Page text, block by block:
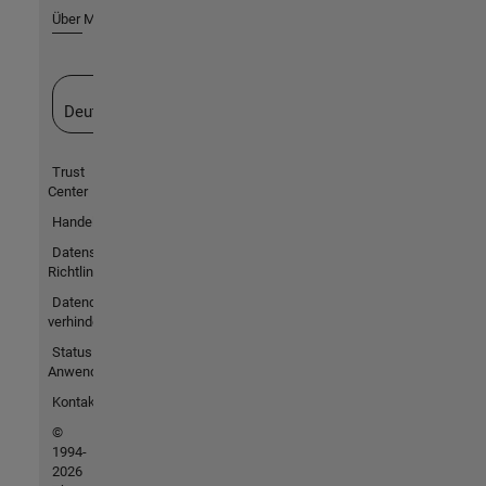
Über MathWorks
Deutschland
Trust
Center
Handelsmarken
Datenschutz-
Richtlinien
Datendiebstahl
verhindern
Status von
Anwendungen
Kontakt
©
1994-
2026